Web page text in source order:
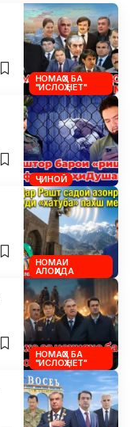
НОМАҲО БА
"ИСЛОҲ.НЕТ"
ҶИНОӢ
НОМАИ
АЛОҲИДА
НОМАҲО БА
"ИСЛОҲ.НЕТ"